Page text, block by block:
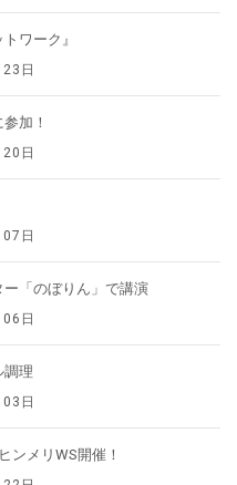
ワーク』
日
加！
日
日
ー「のぼりん」で講演
日
調理
日
ンメリWS開催！